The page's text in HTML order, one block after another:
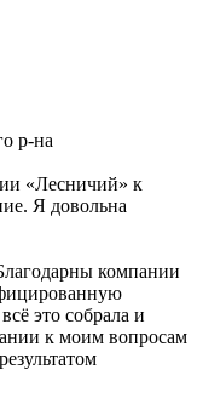
р-на
«Лесничий» к
Я довольна
компании
это собрала и
к моим вопросам